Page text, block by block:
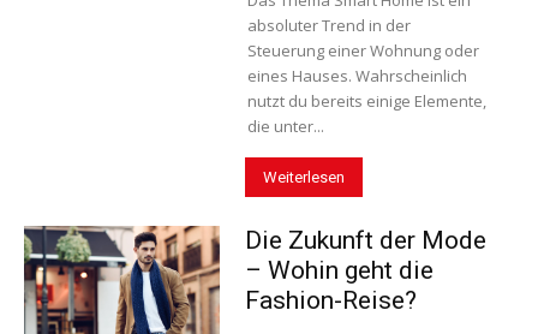
absoluter Trend in der
Steuerung einer Wohnung oder
eines Hauses. Wahrscheinlich
nutzt du bereits einige Elemente,
die unter...
Weiterlesen
Die Zukunft der Mode
– Wohin geht die
Fashion-Reise?